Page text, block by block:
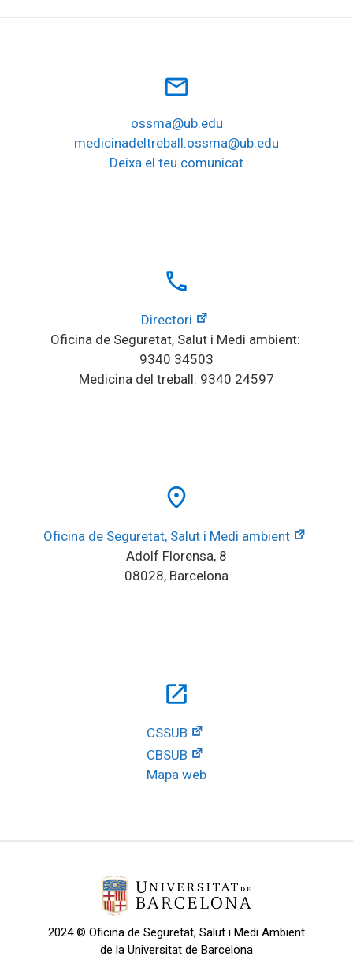
mail_outline
ossma@ub.edu
medicinadeltreball.ossma@ub.edu
Deixa el teu comunicat
local_phone
Directori
Oficina de Seguretat, Salut i Medi ambient:
9340 34503
Medicina del treball: 9340 24597
place
Oficina de Seguretat, Salut i Medi ambient
Adolf Florensa, 8
08028, Barcelona
open_in_new
CSSUB
CBSUB
Mapa web
2024 © Oficina de Seguretat, Salut i Medi Ambient
de la Universitat de Barcelona